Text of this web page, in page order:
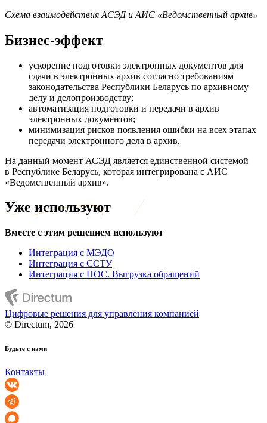
Схема взаимодействия АСЭД и АИС «Ведомственный архив»
Бизнес-эффект
ускорение подготовки электронных документов для
сдачи в электронных архив согласно требованиям
законодательства Республики Беларусь по архивному
делу и делопроизводству;
автоматизация подготовки и передачи в архив
электронных документов;
минимизация рисков появления ошибки на всех этапах
передачи электронного дела в архив.
На данный момент АСЭД является единственной системой
в Республике Беларусь, которая интегрирована с АИС
«Ведомственный архив».
Уже используют
Вместе с этим решением используют
Интеграция с МЭДО
Интеграция с ССТУ
Интеграция с ПОС. Выгрузка обращений
Цифровые решения для управления компанией
© Directum, 2026
Будьте с нами
Контакты